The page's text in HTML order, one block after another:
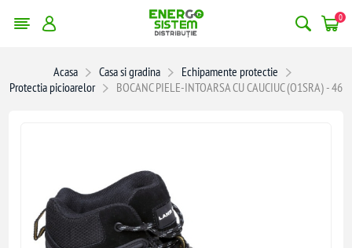
0
Acasa Casa si gradina
Echipamente protectie
Protectia picioarelor
BOCANC PIELE-INTOARSA CU CAUCIUC (O1SRA) - 46